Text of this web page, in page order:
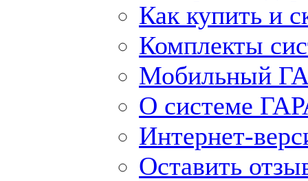
Как купить и
Комплекты
Мобильный
О системе
Интернет-
Оставить